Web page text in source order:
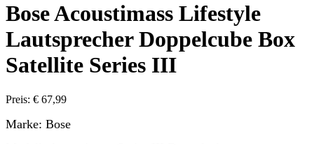
Bose Acoustimass Lifestyle
Lautsprecher Doppelcube Box
Satellite Series III
Preis: € 67,99
Marke: Bose